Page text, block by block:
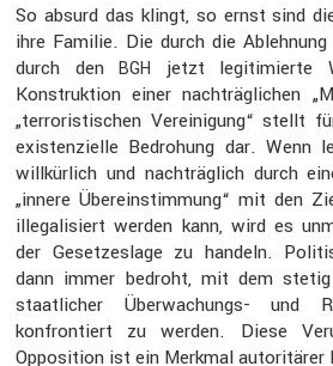
So absurd das klingt, so ernst sind
ihre Familie. Die durch die
durch denBGH
jetzt legiti­mierte
Konstruk­tion einer nachträg­li­chen
„terro­ris­ti­schen Verei­ni­gung“ stellt
existen­zi­elle Bedro­hung dar. Wenn
willkür­lich und nachträg­lich durch
„innere Überein­stim­mung“ mit den
illega­li­siert werden kann, wird es
der Geset­zes­lage zu handeln.
dann immer bedroht, mit dem
staat­li­cher Überwa­chungs- und
konfron­tiert zu werden. Diese
Opposi­tion ist ein Merkmal autori­tärer